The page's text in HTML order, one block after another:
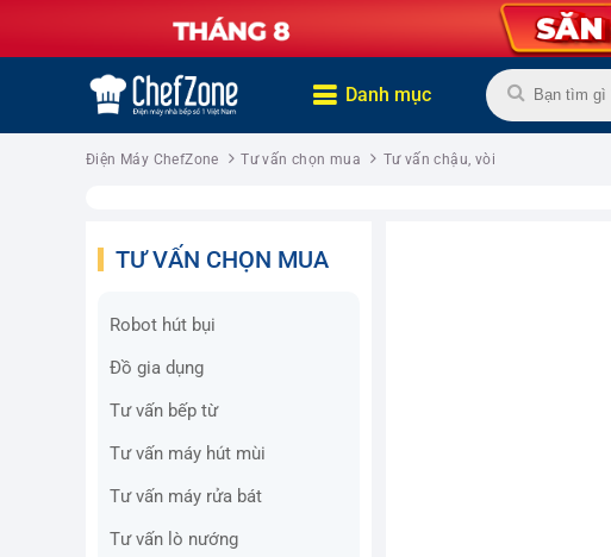
Danh mục
Điện Máy ChefZone Tư vấn chọn mua Tư vấn chậu, vòi
TƯ VẤN CHỌN MUA
Robot hút bụi
Đồ gia dụng
Tư vấn bếp từ
Tư vấn máy hút mùi
Tư vấn máy rửa bát
Tư vấn lò nướng